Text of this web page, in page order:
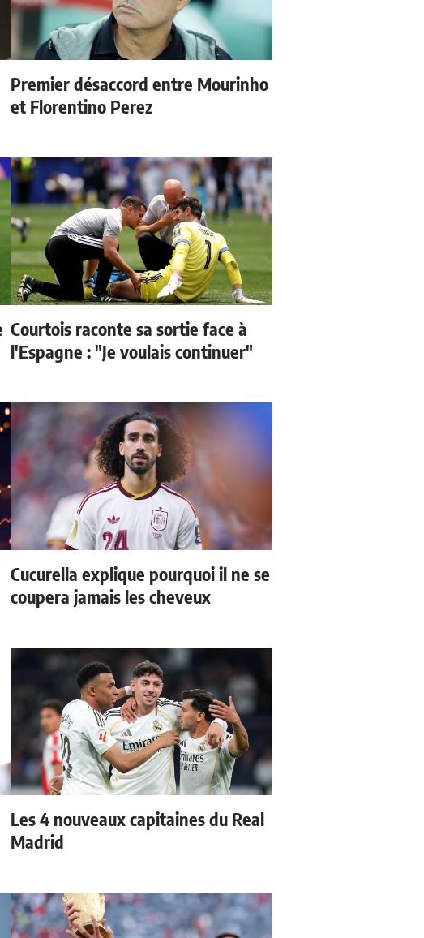
Premier désaccord entre Mourinho
et Florentino Perez
Courtois raconte sa sortie face à
l'Espagne : "Je voulais continuer"
Cucurella explique pourquoi il ne se
coupera jamais les cheveux
Les 4 nouveaux capitaines du Real
Madrid